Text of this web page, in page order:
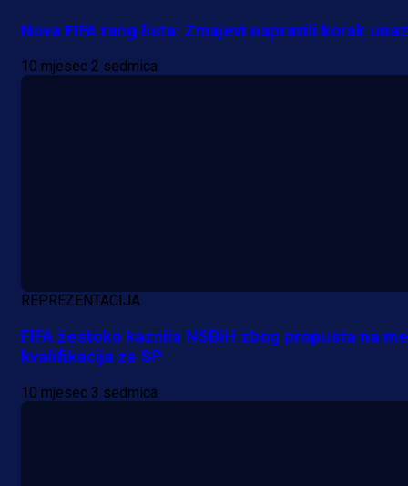
trijumf Salzburga u Evropskoj ligi!
1 dan 3 h
Nova FIFA rang lista: Zmajevi napravili korak
10 mjesec 2 sedmica
REPREZENTACIJA
FIFA žestoko kaznila NSBiH zbog propusta na
kvalifikacija za SP
10 mjesec 3 sedmica